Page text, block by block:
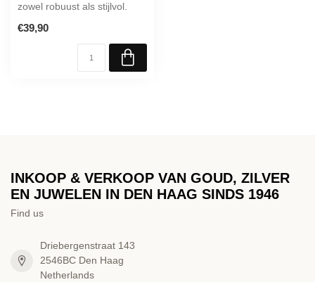
zowel robuust als stijlvol.
€39,90
INKOOP & VERKOOP VAN GOUD, ZILVER
EN JUWELEN IN DEN HAAG SINDS 1946
Find us
Driebergenstraat 143
2546BC Den Haag
Netherlands